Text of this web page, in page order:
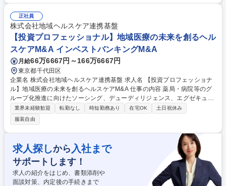
件】■物流施設／商業施設／医療・介護施設／レジデンス等 親会社の大和
ハウス工業の業績が好調もあり、多くのファンドを扱っております。案件
は大和ハウスグループ関連のため原則新規開拓はありません。 募集職種
【東京/不動産アセットマネジメント】未経験可/大和ハウス工業G/フルフ
レックス
正社員
株式会社地域ヘルスケア連携基盤
【投資プロフェッショナル】地域医療の未来を創るヘル
スケアM&A インベストバンキングM&A
月給66万6667円～166万6667円
東京都千代田区
企業名 株式会社地域ヘルスケア連携基盤 求人名 【投資プロフェッショナ
ル】地域医療の未来を創るヘルスケアM&A 仕事の内容 薬局・病院等のグ
ループ化推進に向けたソーシング、デューディリジェンス、エグゼキュー
ション等、M&Aに係る一連の業務を担っていただきます。病院やクリニッ
クの理事と良い関係性を築くことがポイントです。 ・調剤薬局や病院を中
心としたヘルスケア事業への投資判断 ・薬局・病院・在宅企業・歯科医院
への投資後のバリューアップ・モニタリング ※業務範囲の限定はなく、で
きる方には多くの裁量で仕事に取り組んでいただきたいと考えています。
また、PEの担当者として案件を成立させるだけではなく、投資家を募る
活動や、バリューアップの様々な企画等にも携わっていただきたいと考え
ております。 募集職種 【投資プロフェッショナル】地域医療の未来を創
るヘルスケアM&A
業界未経験歓迎 転勤なし 時短勤務あり 在宅OK
土日祝休み
服装自由
求人探しから 入社まで
サポートします！
求人の紹介をはじめ、書類添削や
面談対策、内定後の手続きまで